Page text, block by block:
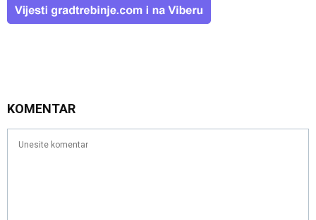
KOMENTAR